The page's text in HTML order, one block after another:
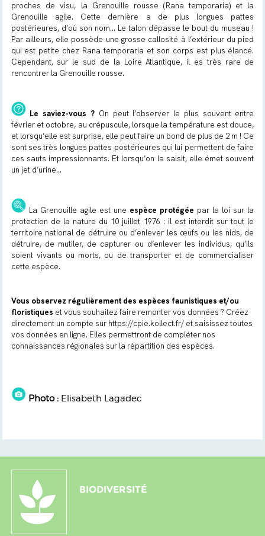
proches de visu, la Grenouille rousse (Rana temporaria) et la
Grenouille agile. Cette dernière a de plus longues pattes
postérieures, d’où son nom... Le talon dépasse le bout du museau !
Par ailleurs, elle possède une grosse callosité à l’extérieur du pied
qui est petite chez Rana temporaria et son corps est plus élancé.
Cependant, sur le sud de la Loire Atlantique, il es très rare de
rencontrer la Grenouille rousse.
Le saviez-vous ? On peut l’observer le plus souvent entre
février et octobre, au crépuscule, lorsque la température est douce,
et lorsqu’elle est surprise, elle peut faire un bond de plus de 2 m ! Ce
sont ses très longues pattes postérieures qui lui permettent de faire
ces sauts impressionnants. Et lorsqu’on la saisit, elle émet souvent
un jet d’urine...
La Grenouille agile est une espèce protégée par la loi sur la
protection de la nature du 10 juillet 1976 : il est interdit sur tout le
territoire national de détruire ou d’enlever les œufs ou les nids, de
détruire, de mutiler, de capturer ou d’enlever les individus, qu’ils
soient vivants ou morts, ou de transporter et de commercialiser
cette espèce.
Vous observez régulièrement des espèces faunistiques et/ou
floristiques et vous souhaitez faire remonter vos données ? Créez
directement un compte sur https://cpie.kollect.fr/et saisissez toutes
vos données en ligne. Elles permettront de compléter nos
connaissances régionales sur la répartition des espèces.
Photo : Elisabeth Lagadec
BIODIVERSITÉ